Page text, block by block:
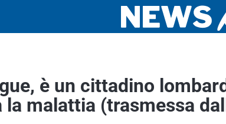
è un cittadino
la malattia (trasmessa